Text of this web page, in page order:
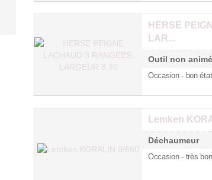
HERSE
LAR...
Outil non
Occasion - bon état
Lemken
Déchaumeur
Occasion - très